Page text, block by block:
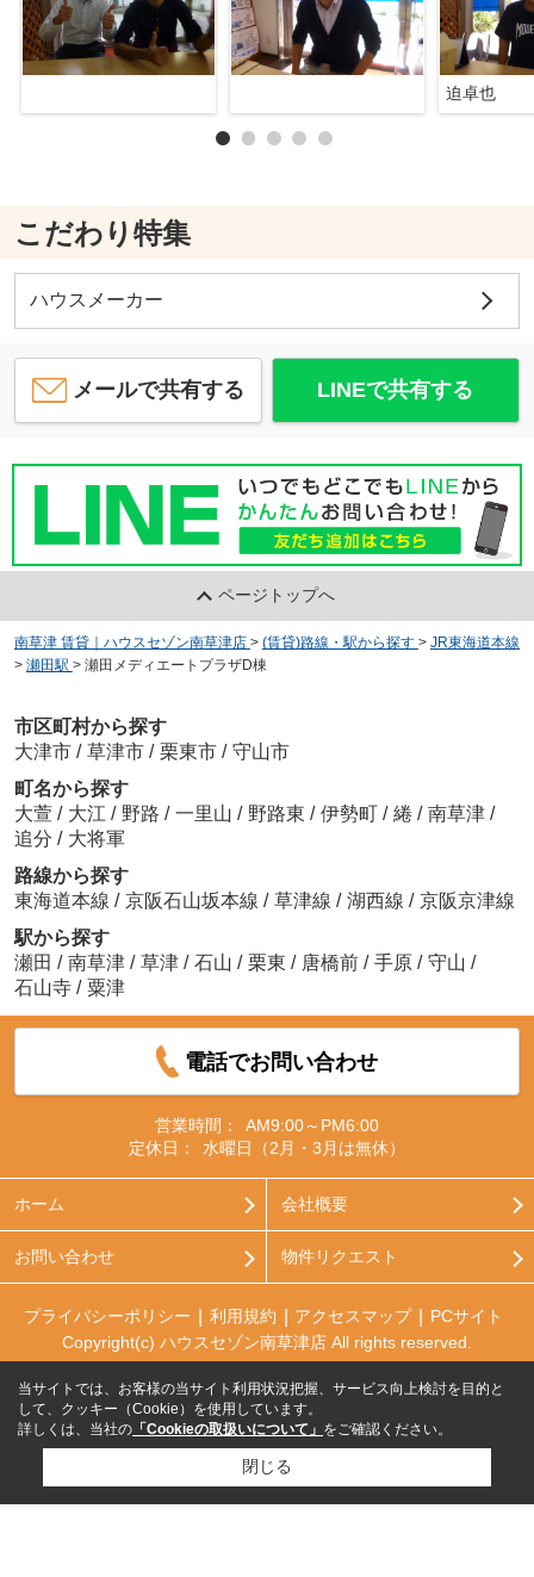
迫卓也
こだわり特集
ハウスメーカー
メールで共有する LINEで共有する
ページトップへ
南草津 賃貸｜ハウスセゾン南草津店 > (賃貸)路線・駅から探す > JR東海道本線
> 瀬田駅 > 瀬田メディエートプラザD棟
市区町村から探す
大津市 / 草津市 / 栗東市 / 守山市
町名から探す
大萱 / 大江 / 野路 / 一里山 / 野路東 / 伊勢町 / 綣 / 南草津 /
追分 / 大将軍
路線から探す
東海道本線 / 京阪石山坂本線 / 草津線 / 湖西線 / 京阪京津線
駅から探す
瀬田 / 南草津 / 草津 / 石山 / 栗東 / 唐橋前 / 手原 / 守山 /
石山寺 / 粟津
電話でお問い合わせ
営業時間：
AM9:00～PM6:00
定休日：
水曜日（2月・3月は無休）
ホーム 会社概要
お問い合わせ 物件リクエスト
プライバシーポリシー 利用規約 アクセスマップ
PCサイト
Copyright(c) ハウスセゾン南草津店 All rights reserved.
当サイトでは、お客様の当サイト利用状況把握、サービス向上検討を目的と
して、クッキー（Cookie）を使用しています。
詳しくは、当社の 「Cookieの取扱いについて」 をご確認ください。
閉じる